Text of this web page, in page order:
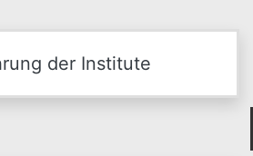
der Institute